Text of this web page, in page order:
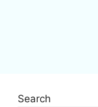
Search